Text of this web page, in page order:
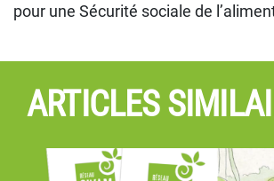
pour une Sécurité sociale de
ARTICLES